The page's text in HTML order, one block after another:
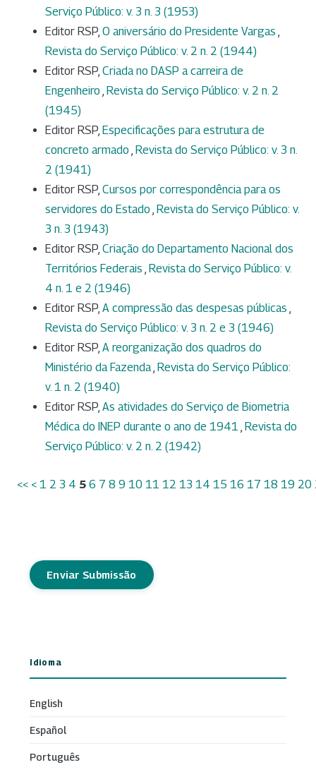
Serviço Público: v. 3 n. 3 (1953)
Editor RSP, O aniversário do Presidente Vargas ,
Revista do Serviço Público: v. 2 n. 2 (1944)
Editor RSP, Criada no DASP a carreira de
Engenheiro , Revista do Serviço Público: v. 2 n. 2
(1945)
Editor RSP, Especificações para estrutura de
concreto armado , Revista do Serviço Público: v. 3 n.
2 (1941)
Editor RSP, Cursos por correspondência para os
servidores do Estado , Revista do Serviço Público: v.
3 n. 3 (1943)
Editor RSP, Criação do Departamento Nacional dos
Territórios Federais , Revista do Serviço Público: v.
4 n. 1 e 2 (1946)
Editor RSP, A compressão das despesas públicas ,
Revista do Serviço Público: v. 3 n. 2 e 3 (1946)
Editor RSP, A reorganização dos quadros do
Ministério da Fazenda, Revista do Serviço Público:
v. 1 n. 2 (1940)
Editor RSP, As atividades do Serviço de Biometria
Médica do INEP durante o ano de 1941 , Revista do
Serviço Público: v. 2 n. 2 (1942)
<< < 1 2 3 4 5 6 7 8 9 10 11 12 13 14 15 16 17 18 19 20
Enviar Submissão
Idioma
English
Español
Português